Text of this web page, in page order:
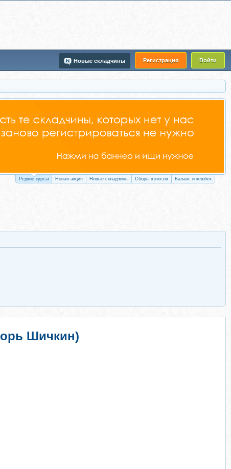
Регистрация Войти
Новые складчины
Редкие курсы Новая акция Новые складчины Сборы взносов Баланс и кешбек
Шичкин)